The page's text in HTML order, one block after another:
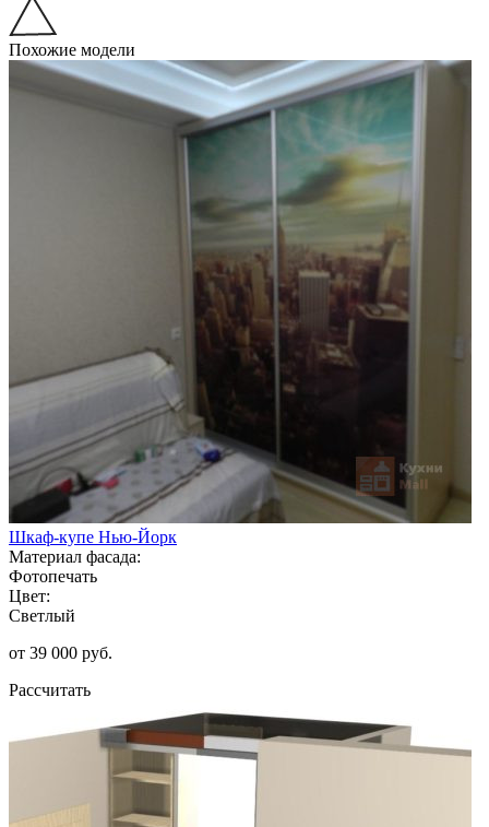
Похожие модели
Шкаф-купе Нью-Йорк
Материал фасада:
Фотопечать
Цвет:
Светлый
от 39 000 руб.
Рассчитать